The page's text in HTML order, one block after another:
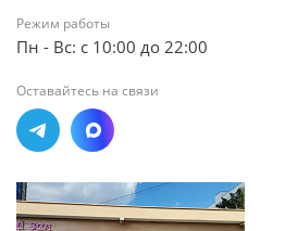
Режим работы
Пн - Вс: с 10:00 до 22:00
Оставайтесь на связи